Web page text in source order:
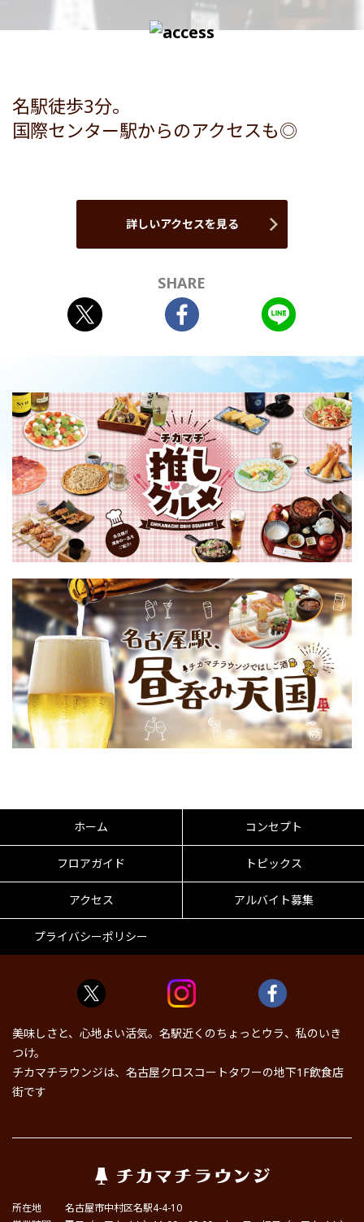
名駅徒歩3分。
国際センター駅からのアクセスも◎
詳しいアクセスを見る
SHARE
ホーム コンセプト
フロアガイド トピックス
アクセス アルバイト募集
プライバシーポリシー
美味しさと、心地よい活気。名駅近くのちょっとウラ、私のいき
つけ。
チカマチラウンジは、名古屋クロスコートタワーの地下1F飲食店
街です
所在地
名古屋市中村区名駅4-4-10